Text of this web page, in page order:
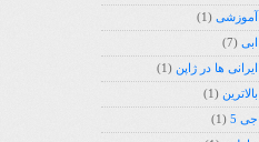
آموزشی (1)
ابی (7)
ایرانی ها در ژاپن (1)
بالاترین (1)
جی 5 (1)